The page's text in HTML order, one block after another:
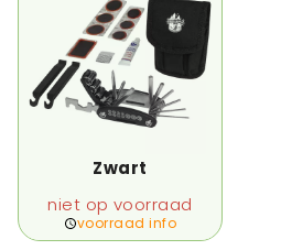
Zwart
niet op voorraad
voorraad info